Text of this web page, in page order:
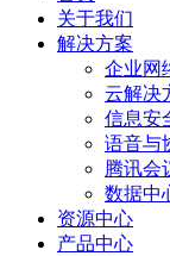
关于我们
解决方案
企业网
云解决
信息安
语音与
腾讯会
数据中
资源中心
产品中心